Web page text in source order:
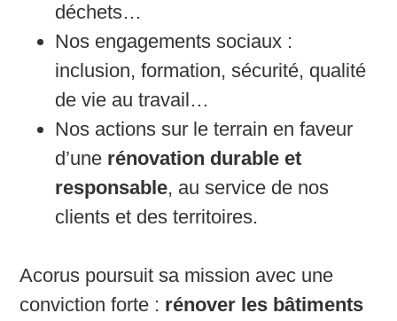
déchets…
Nos engagements sociaux :
inclusion, formation, sécurité, qualité
de vie au travail…
Nos actions sur le terrain en faveur
d’une rénovation durable et
responsable, au service de nos
clients et des territoires.
Acorus poursuit sa mission avec une
conviction forte : rénover les bâtiments